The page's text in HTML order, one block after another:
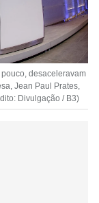
desaceleravam
Jean Paul Prates,
Divulgação / B3)